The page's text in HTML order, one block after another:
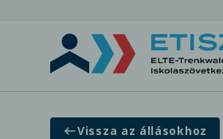
Vissza az állásokhoz